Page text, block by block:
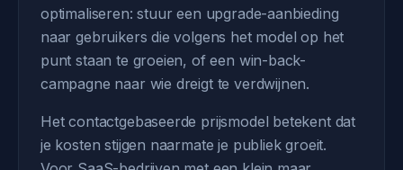
optimaliseren: stuur een upgrade-aanbieding
naar gebruikers die volgens het model op het
punt staan te groeien, of een win-back-
campagne naar wie dreigt te verdwijnen.
Het contactgebaseerde prijsmodel betekent dat
je kosten stijgen naarmate je publiek groeit.